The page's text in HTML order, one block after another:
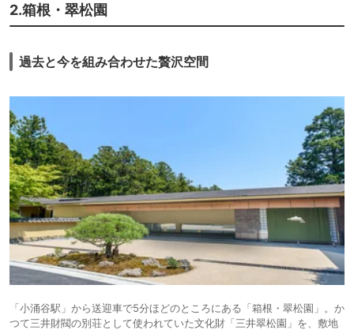
2.箱根・翠松園
過去と今を組み合わせた贅沢空間
「小涌谷駅」から送迎車で5分ほどのところにある「箱根・翠松園」。か
つて三井財閥の別荘として使われていた文化財「三井翠松園」を、敷地